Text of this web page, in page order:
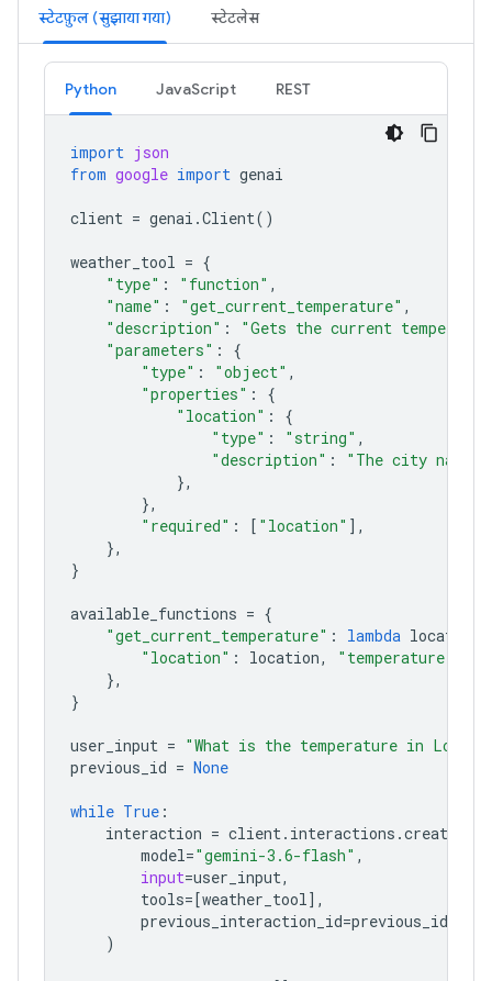
स्टेटफ़ुल (सुझाया गया) स्टेटलेस
Python JavaScript REST
import json
from google import genai
client = genai .Client()
weather_tool = {
"type" : "function" ,
"name" : "get_current_temperature" ,
"description" :
"Gets the current
"parameters" :
{
"type" : "object" ,
"properties" :
{
"location" :
{
"type" : "string" ,
"description" :
"The city name,
},
},
"required" : [ "location" ],
},
}
available_functions = {
"get_current_temperature" : lambda location
"location" : location, "temperature"
},
}
user_input = "What is the temperature in
previous_id = None
while True :
interaction = client. interactions .create
model="gemini-3.6-flash" ,
input=user_input,
tools=[weather_tool],
previous_interaction_id=previous_id
)